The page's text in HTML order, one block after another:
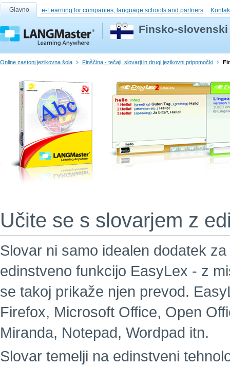
Glavno e-Learning for companies, language schools and partners
Finsko-
Online zastonj jezikovna šola Finščina - tečaji, slovarji in drugi jezikovni pripomočki
Učite se s slovarjem z
Slovar ni samo idealen dodatek
edinstveno funkcijo EasyLex - z
se takoj prikaže njen prevod.
Firefox, Microsoft Office, Open
Miranda, Notepad, Wordpad itn.
Slovar temelji na edinstveni